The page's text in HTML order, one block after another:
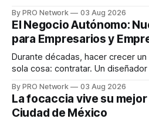
INTERIUS, el problema suele estar en
una entrevista para el podcast
marketing digital explicó que
By PRO Network 03 Aug 2026
El Negocio Autónomo:
para Empresarios y
Durante décadas, hacer crecer
sola cosa: contratar. Un
para los textos, alguien que
para encontrar prospectos, un
llamadas y mensajes, y —con
By PRO Network 03 Aug 2026
La focaccia vive su
Ciudad de México